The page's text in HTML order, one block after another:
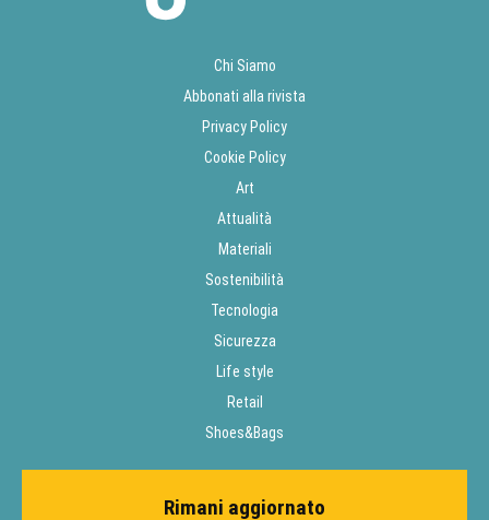
Chi Siamo
Abbonati alla rivista
Privacy Policy
Cookie Policy
Art
Attualità
Materiali
Sostenibilità
Tecnologia
Sicurezza
Life style
Retail
Shoes&Bags
Rimani aggiornato